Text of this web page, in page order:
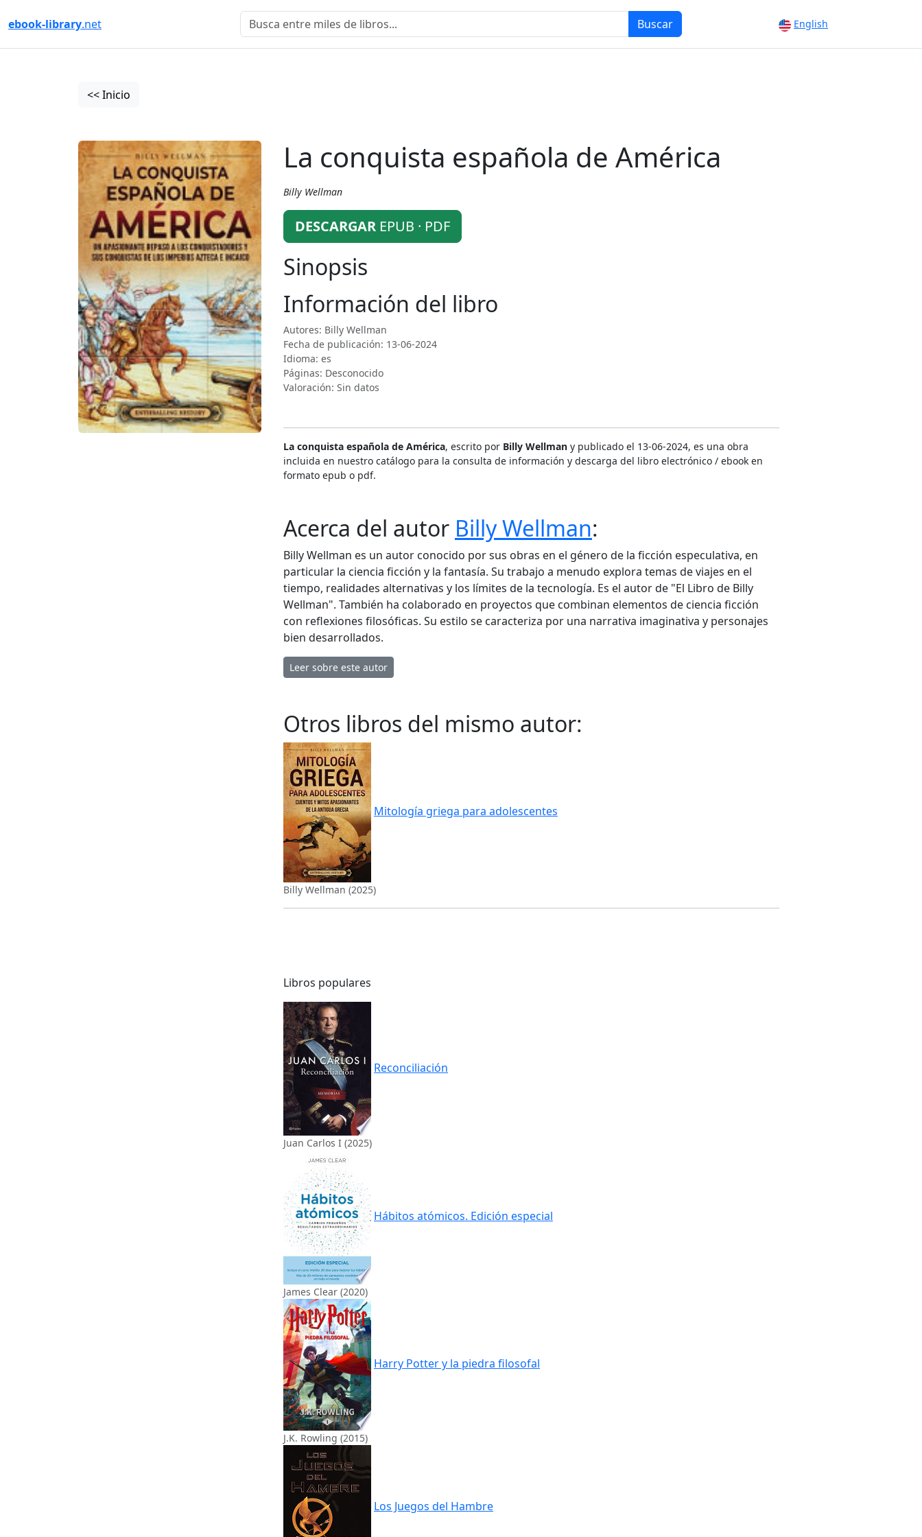
ebook-library.net Buscar English
<< Inicio
La conquista española de América
Billy Wellman
DESCARGAR EPUB · PDF
Sinopsis
Información del libro
Autores: Billy Wellman
Fecha de publicación: 13-06-2024
Idioma: es
Páginas: Desconocido
Valoración: Sin datos
La conquista española de América, escrito por Billy Wellman y publicado el 13-06-2024, es una obra
incluida en nuestro catálogo para la consulta de información y descarga del libro electrónico / ebook en
formato epub o pdf.
Acerca del autor Billy Wellman:
Billy Wellman es un autor conocido por sus obras en el género de la ficción especulativa, en
particular la ciencia ficción y la fantasía. Su trabajo a menudo explora temas de viajes en el
tiempo, realidades alternativas y los límites de la tecnología. Es el autor de "El Libro de Billy
Wellman". También ha colaborado en proyectos que combinan elementos de ciencia ficción
con reflexiones filosóficas. Su estilo se caracteriza por una narrativa imaginativa y personajes
bien desarrollados.
Leer sobre este autor
Otros libros del mismo autor:
Mitología griega para adolescentes
Billy Wellman (2025)
Libros populares
Reconciliación
Juan Carlos I (2025)
Hábitos atómicos. Edición especial
James Clear (2020)
Harry Potter y la piedra filosofal
J.K. Rowling (2015)
Los Juegos del Hambre